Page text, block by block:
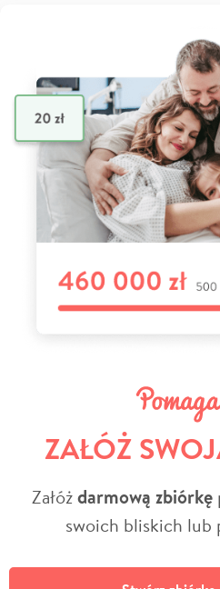
ZAŁÓŻ
Załóżdarmową zbiórkę
swoich bliskich lub